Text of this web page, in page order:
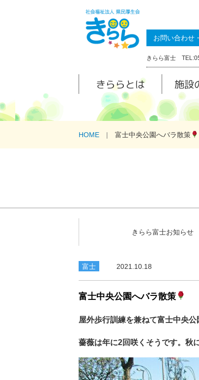
お問い合わせ
きらら富士
きららとは 施設
HOME 富士中央公園へバラ散策
きらら富士お知らせ
富士 2021.10.18
富士中央公園へバラ散策
屋外歩行訓練を兼ねて富士中央公
薔薇は年に2回咲くそうです。秋